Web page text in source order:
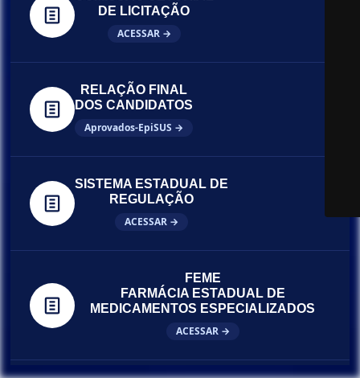
DE LICITAÇÃO
ACESSAR →
RELAÇÃO FINAL
DOS CANDIDATOS
Aprovados-EpiSUS →
SISTEMA ESTADUAL DE
REGULAÇÃO
ACESSAR →
FEME
FARMÁCIA ESTADUAL DE
MEDICAMENTOS ESPECIALIZADOS
ACESSAR →